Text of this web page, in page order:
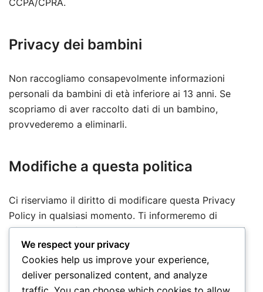
CCPA/CPRA.
Privacy dei bambini
Non raccogliamo consapevolmente informazioni
personali da bambini di età inferiore ai 13 anni. Se
scopriamo di aver raccolto dati di un bambino,
provvederemo a eliminarli.
Modifiche a questa politica
Ci riserviamo il diritto di modificare questa Privacy
Policy in qualsiasi momento. Ti informeremo di
eventuali modifiche pubblicando la nuova politica sul
nostro sito.
Informazioni di contatto
We respect your privacy
Cookies help us improve your experience,
deliver personalized content, and analyze